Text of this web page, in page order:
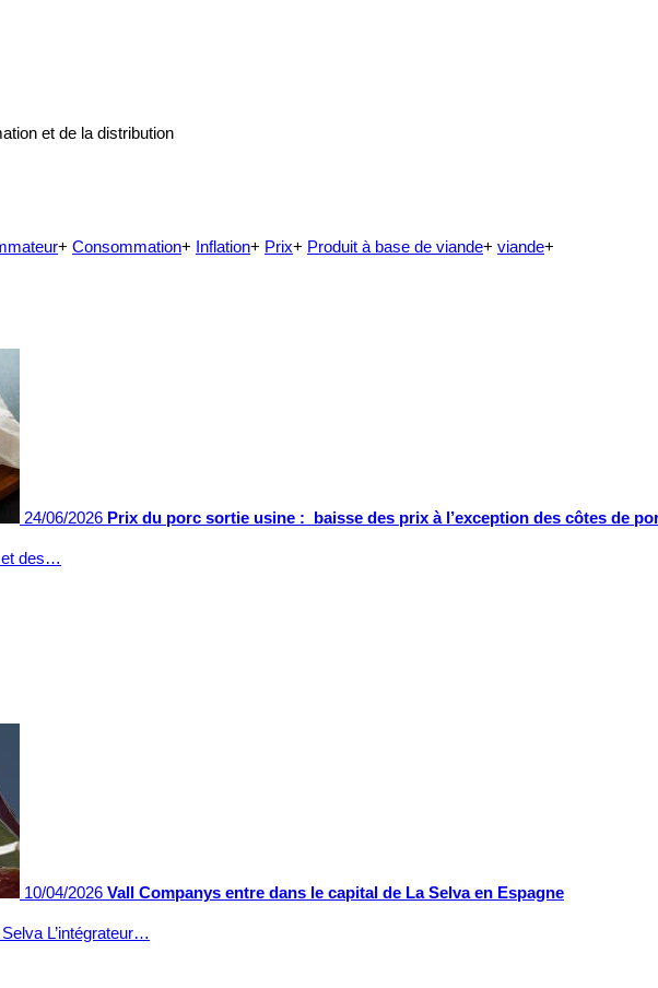
et de la distribution
+ Consommation+ Inflation+ Prix+ Produit à base de viande+ viande+
24/06/2026 Prix du porc sortie usine : baisse des prix à l’exception des côtes de
et des…
10/04/2026 Vall Companys entre dans le capital de La Selva en Espagne
L’intégrateur…